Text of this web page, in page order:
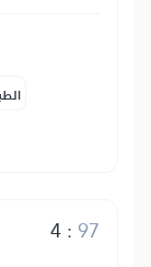
4:97